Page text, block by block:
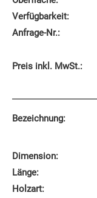
Verfügbarkeit:
Anfrage‑Nr.:
Preis inkl. MwSt.:
Bezeichnung:
Dimension:
Länge:
Holzart: